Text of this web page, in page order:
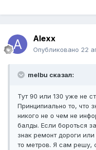
Alexx
Опубликовано 22
melbu сказал:
Тут 90 или 130 уже не
Принципиально то, что
никого не о чем не
балды. Если бороться
знак ремонт дороги
то метров. Я сам решу,